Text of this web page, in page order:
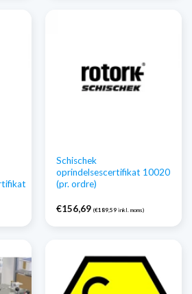
Schischek
oprindelsescertifikat 10020
(pr. ordre)
€156,69 (€189,59 inkl. moms)